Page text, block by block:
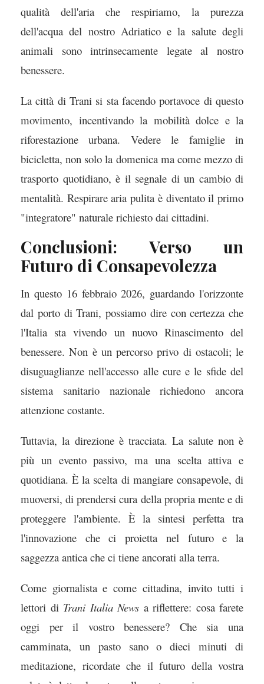
qualità dell'aria che respiriamo, la purezza
dell'acqua del nostro Adriatico e la salute degli
animali sono intrinsecamente legate al nostro
benessere.
La città di Trani si sta facendo portavoce di questo
movimento, incentivando la mobilità dolce e la
riforestazione urbana. Vedere le famiglie in
bicicletta, non solo la domenica ma come mezzo di
trasporto quotidiano, è il segnale di un cambio di
mentalità. Respirare aria pulita è diventato il primo
"integratore" naturale richiesto dai cittadini.
Conclusioni: Verso un
Futuro di Consapevolezza
In questo 16 febbraio 2026, guardando l'orizzonte
dal porto di Trani, possiamo dire con certezza che
l'Italia sta vivendo un nuovo Rinascimento del
benessere. Non è un percorso privo di ostacoli; le
disuguaglianze nell'accesso alle cure e le sfide del
sistema sanitario nazionale richiedono ancora
attenzione costante.
Tuttavia, la direzione è tracciata. La salute non è
più un evento passivo, ma una scelta attiva e
quotidiana. È la scelta di mangiare consapevole, di
muoversi, di prendersi cura della propria mente e di
proteggere l'ambiente. È la sintesi perfetta tra
l'innovazione che ci proietta nel futuro e la
saggezza antica che ci tiene ancorati alla terra.
Come giornalista e come cittadina, invito tutti i
lettori di Trani Italia News a riflettere: cosa farete
oggi per il vostro benessere? Che sia una
camminata, un pasto sano o dieci minuti di
meditazione, ricordate che il futuro della vostra